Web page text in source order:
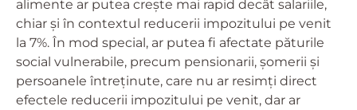
alimente ar putea crește mai rapid decât salariile,
chiar și în contextul reducerii impozitului pe venit
la 7%. În mod special, ar putea fi afectate păturile
social vulnerabile, precum pensionarii, șomerii și
persoanele întreținute, care nu ar resimți direct
efectele reducerii impozitului pe venit, dar ar